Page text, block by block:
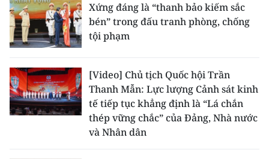
Xứng đáng là “thanh bảo kiếm sắc
bén” trong đấu tranh phòng, chống
tội phạm
[Video] Chủ tịch Quốc hội Trần
Thanh Mẫn: Lực lượng Cảnh sát kinh
tế tiếp tục khẳng định là “Lá chắn
thép vững chắc” của Đảng, Nhà nước
và Nhân dân